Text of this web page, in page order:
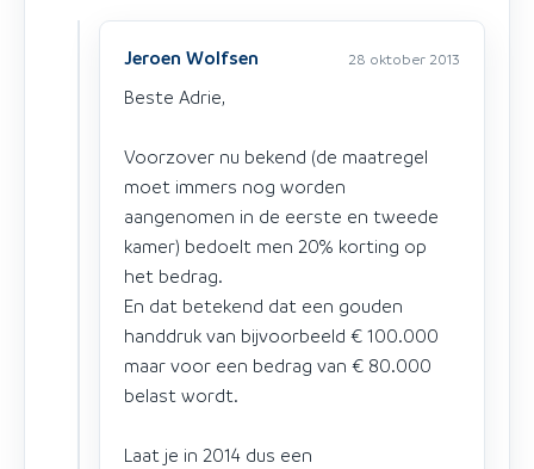
Jeroen Wolfsen 28 oktober 2013
Beste Adrie,
Voorzover nu bekend (de maatregel
moet immers nog worden
aangenomen in de eerste en tweede
kamer) bedoelt men 20% korting op
het bedrag.
En dat betekend dat een gouden
handdruk van bijvoorbeeld € 100.000
maar voor een bedrag van € 80.000
belast wordt.
Laat je in 2014 dus een